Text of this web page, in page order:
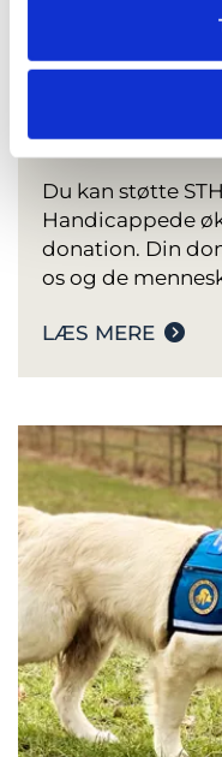
Støt med et
Du kan støtte
Handicappede
donation. Din
os og de
LÆS MERE